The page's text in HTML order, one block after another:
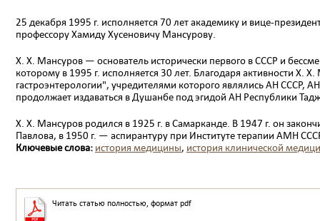
25 декабря 1995 г. исполняется 70 лет академи­ку и вице-
профессору Хамиду Хусеновичу Мансурову.
X. Х. Мансуров — основатель исторически первого в СССР и
которому в 1995 г. исполняется 30 лет. Благодаря активности
гастроэнтерологии", учредителями которого являлись АН СССР,
продолжа­ет издаваться в Душанбе под эгидой АН Респуб­лики
X. X. Мансуров родился в 1925 г. в Самаркан­де. В 1947 г. он
Павлова, в 1950 г. — аспирантуру при Институте терапии АМН
Ключевые слова: история медицины, история клинической
Читать статью полностью, формат pdf